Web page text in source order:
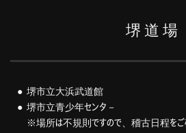
堺道場
● 堺市立大浜武道館
● 堺市立青少年センタ－
※場所は不規則ですので、稽古日程をご